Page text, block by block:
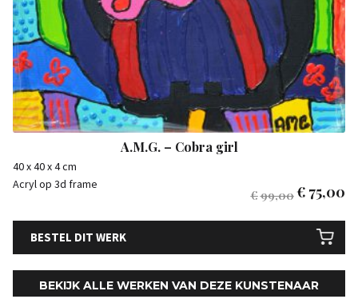
A.M.G. – Cobra girl
40 x 40 x 4 cm
Acryl op 3d frame
€99,00€ 75,00
BESTEL DIT WERK
BEKIJK ALLE WERKEN VAN DEZE KUNSTENAAR